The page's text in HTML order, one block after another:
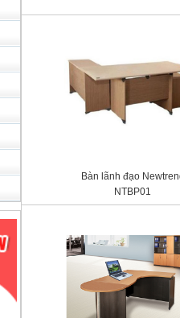
Bàn lãnh đạo
NTBP01